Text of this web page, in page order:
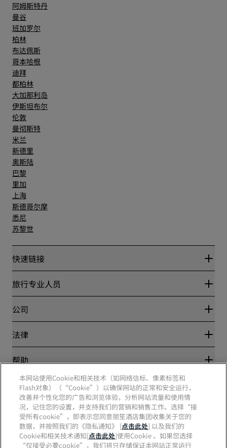
阿姆斯特丹
曼谷
班加罗尔
柏林
布达佩斯
哥本哈根
迪拜
都柏林
大加那利岛
伊斯坦布尔
伦敦
曼彻斯特
米兰
新德里
奥斯陆
巴黎
里加
上海
斯德哥尔摩
悉尼
苏黎世
快速链接
丽赏会
Blog
目的地
丽笙酒店集团APP
体育认证酒店
家庭友好型酒店
旅行专业人员
合作伙伴
公司
丽笙酒店集团
工作机会 RHG
工作机会 PPHE
工作机会 EHL
The Club by RHG
发展机会
责任经营
采购
法律
隐私中心
丽赏会条款和条件
网站使用协议
数字无障碍
现代奴隶制声明
帮助
消费者警示
联系方式
常见问题
网站地图
社交媒体
丽笙酒店集团品牌
本网站使用Cookie和相关技术（如网络信标、像素标签和
Flash对象）（“Cookie”）以确保网站的正常和安全运行，
改善并个性化您的广告和浏览体验，分析网站流量和使用情
况，记住您的设置，并支持我们的营销和销售工作。选择“接
受所有cookie”，即表示您同意丽笙酒店集团收集关于您的
数据，并按照我们的《隐私通知》 [点击此处] 以及我们的
Cookie和相关技术通知[点击此处]使用Cookie 。如果您选择
“仅接受必要cookie”，我们将只存储保证本网站正常运行